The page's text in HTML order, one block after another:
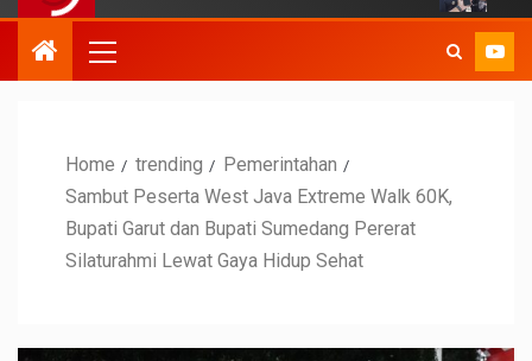
Home trending
Pemerintahan
Sambut Peserta West Java Extreme Walk 60K,
Bupati Garut dan Bupati Sumedang Pererat
Silaturahmi Lewat Gaya Hidup Sehat